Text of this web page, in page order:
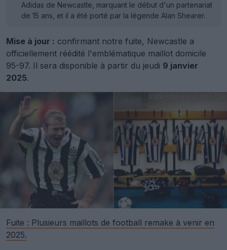
Adidas de Newcastle, marquant le début d'un partenariat
de 15 ans, et il a été porté par la légende Alan Shearer.
Mise à jour : confirmant notre fuite, Newcastle a
officiellement réédité l'emblématique maillot domicile
95-97. Il sera disponible à partir du jeudi 9 janvier
2025.
Fuite : Plusieurs maillots de football remake à venir en
2025.